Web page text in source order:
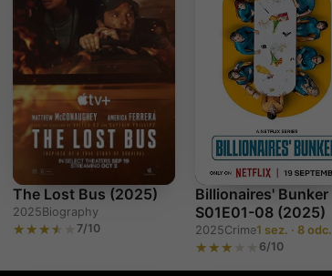
The Lost Bus (2025)
2025Biography
7/10
Billionaires' Bunker
S01E01-08 (2025)
2025Crime1 sez. · 8 odc.
6/10